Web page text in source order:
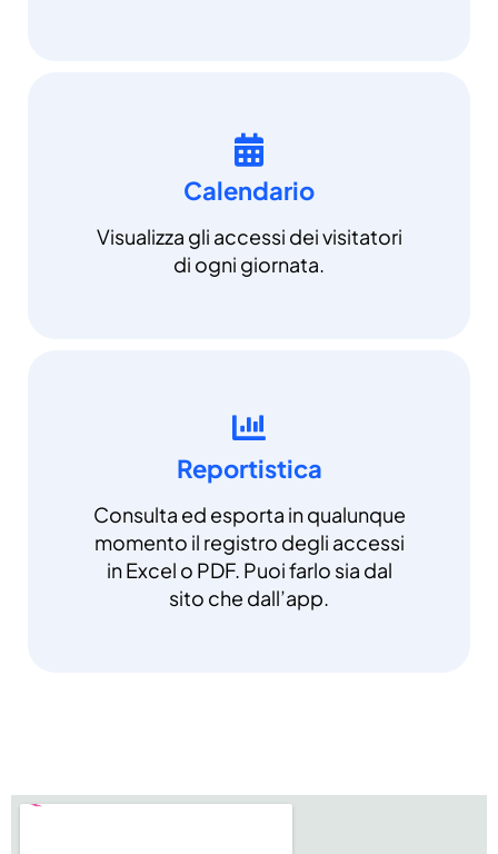
Calendario
Visualizza gli accessi dei visitatori
di ogni giornata.
Reportistica
Consulta ed esporta in qualunque
momento il registro degli accessi
in Excel o PDF. Puoi farlo sia dal
sito che dall’app.